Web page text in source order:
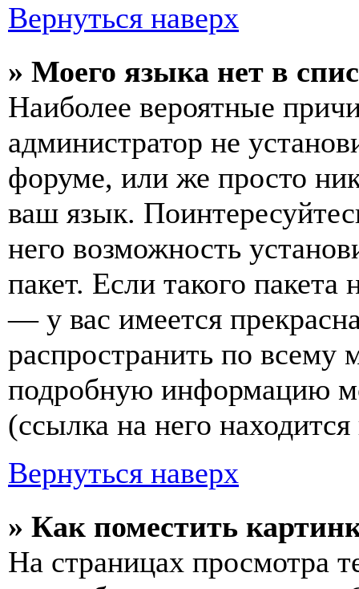
Вернуться наверх
» Моего языка нет в
Наиболее вероятные
администратор не
форуме, или же просто
ваш язык.
него возможность
пакет. Если такого пакета
— у вас имеется
распространить по
подробную информацию
(ссылка на него
Вернуться наверх
» Как поместить
На страницах просмотра